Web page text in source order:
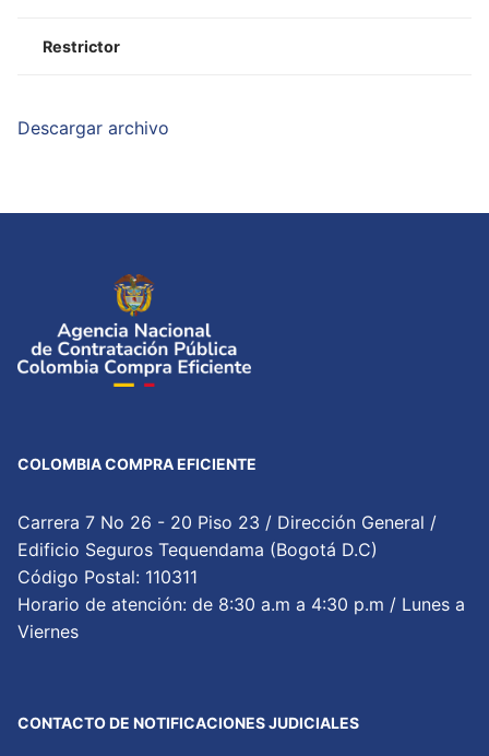
Restrictor
Descargar archivo
COLOMBIA COMPRA EFICIENTE
Carrera 7 No 26 - 20 Piso 23 / Dirección General /
Edificio Seguros Tequendama (Bogotá D.C)
Código Postal: 110311
Horario de atención: de 8:30 a.m a 4:30 p.m / Lunes a
Viernes
CONTACTO DE NOTIFICACIONES JUDICIALES